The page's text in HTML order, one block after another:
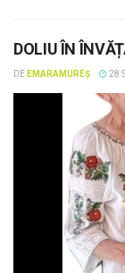
DOLIU ÎN
DE EMARAMUREȘ 28